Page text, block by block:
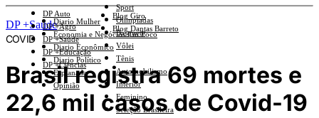
Sport
Olimpíadas
Basquete
Vôlei
Tênis
Automobilismo
Interior
Feminino
Seleção Brasileira
DP Auto
DP +Agro
DP +Saúde
DP +Educação
DP +Ciências
Diario Mulher
Economia e Negócios Em Foco
Diario Econômico
Diario Político
Esplanada
Opinião
Blog Giro
Blog Dantas Barreto
DP +Saúde
COVID
Brasil registra 69 mortes e
22,6 mil casos de Covid-19